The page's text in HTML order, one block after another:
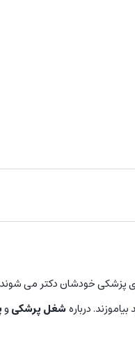
پزشکی خودشان دکتر می شوند
دربارهشغل پرشکیو